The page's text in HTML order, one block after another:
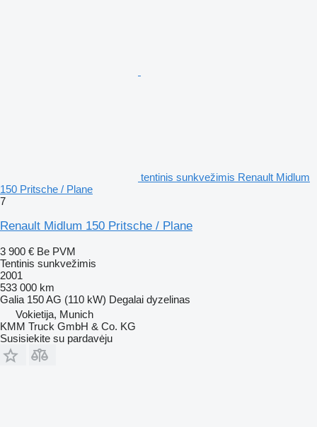
tentinis sunkvežimis Renault Midlum
150 Pritsche / Plane
7
Renault Midlum 150 Pritsche / Plane
3 900 € Be PVM
Tentinis sunkvežimis
2001
533 000 km
Galia 150 AG (110 kW) Degalai dyzelinas
Vokietija, Munich
KMM Truck GmbH & Co. KG
Susisiekite su pardavėju